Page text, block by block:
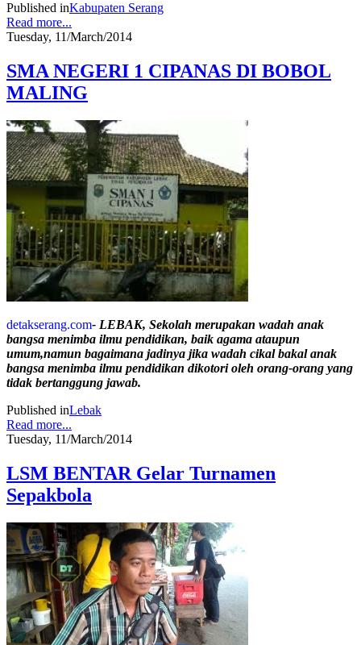
Published inKabupaten Serang
Read more...
Tuesday, 11/March/2014
SMA NEGERI 1 CIPANAS DI BOBOL
MALING
detakserang.com- LEBAK, Sekolah merupakan wadah anak
bangsa menimba ilmu pendidikan, baik agama ataupun
umum,namun bagaimana jadinya jika wadah cikal bakal anak
bangsa menimba ilmu pendidikan dikotori oleh orang-orang yang
tidak bertanggung jawab.
Published inLebak
Read more...
Tuesday, 11/March/2014
LSM BENTAR Gelar Turnamen
Sepakbola